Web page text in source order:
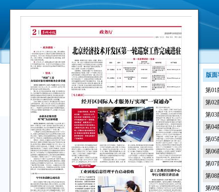
版面
第01
第02
第03
第04
第05
第06
第07
第08
第09